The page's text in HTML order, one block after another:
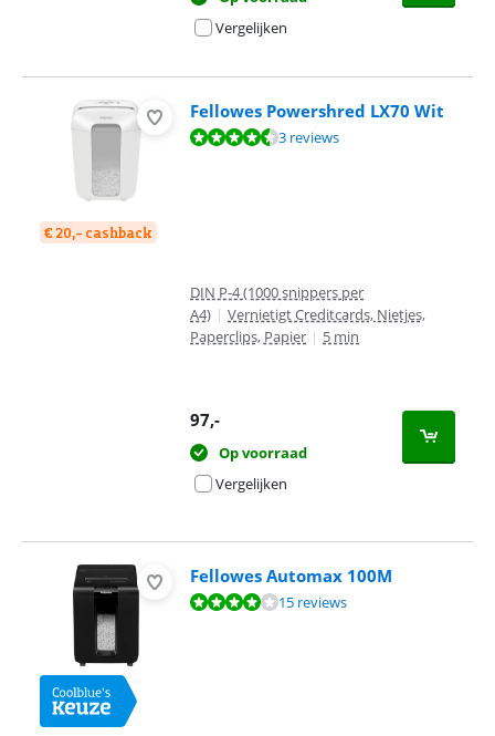
Vergelijken
€ 20,- cashback
Fellowes Powershred LX70 Wit
Beoordeling is 9,1 van de 10, gebaseerd op 3 reviews.
3 reviews
DIN P-4 (1000 snippers per
A4) | Vernietigt Creditcards, Nietjes,
Paperclips, Papier | 5 min
97,-
Op voorraad
Vergelijken
Fellowes Automax 100M
Beoordeling is 8,2 van de 10, gebaseerd op 15 reviews.
15 reviews